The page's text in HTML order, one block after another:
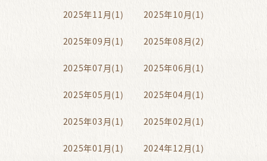
2025年11月(1) 2025年10月(1)
2025年09月(1) 2025年08月(2)
2025年07月(1) 2025年06月(1)
2025年05月(1) 2025年04月(1)
2025年03月(1) 2025年02月(1)
2025年01月(1) 2024年12月(1)